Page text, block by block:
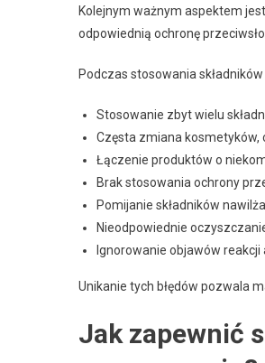
Kolejnym ważnym aspektem
odpowiednią ochronę
Podczas stosowania
Stosowanie zbyt wielu
Częsta zmiana kosmetyków,
Łączenie produktów o
Brak stosowania ochrony
Pomijanie składników
Nieodpowiednie
Ignorowanie objawów
Unikanie tych błędów pozwala
Jak zapewnić